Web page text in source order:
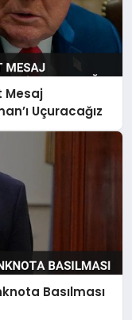
Mesaj
Uçuracağız
Basılması